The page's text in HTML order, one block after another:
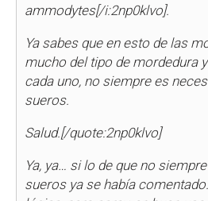
ammodytes[/i:2np0klvo].
Ya sabes que en esto de las
mucho del tipo de mordedura
cada uno, no siempre es
sueros.
Salud.[/quote:2np0klvo]
Ya, ya… si lo de que no
sueros ya se había